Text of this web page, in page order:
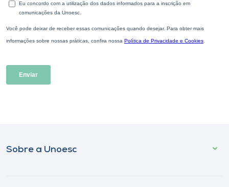
Sobre a Unoesc